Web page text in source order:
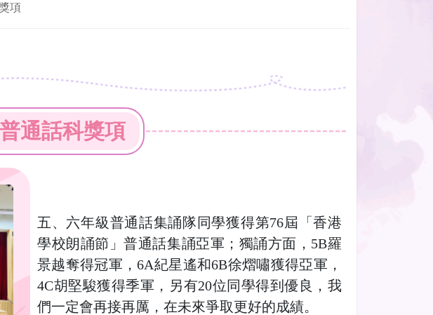
獎項
普通話科獎項
五、六年級普通話集誦隊同學獲得第76屆「香港
學校朗誦節」普通話集誦亞軍；獨誦方面，5B羅
景越奪得冠軍，6A紀星遙和6B徐熠嘯獲得亞軍，
4C胡堅駿獲得季軍，另有20位同學得到優良，我
們一定會再接再厲，在未來爭取更好的成績。